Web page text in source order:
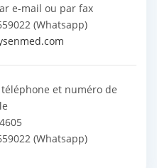
e-mail ou par fax
(Whatsapp)
et numéro de
(Whatsapp)